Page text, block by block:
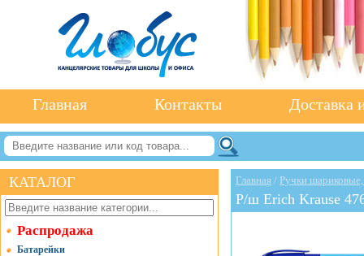
Главная Контакты Доставка
КАТАЛОГ
Распродажа
Батарейки
Главная / Ручки
Р/ш Erich Krause